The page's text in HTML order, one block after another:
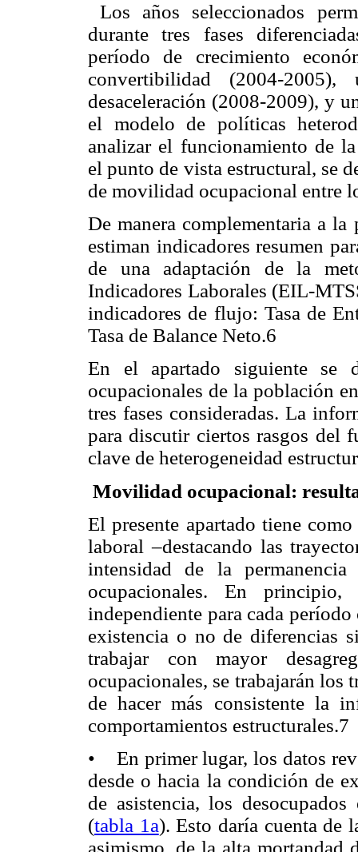
Los años seleccionados
durante tres fases
período de crecimiento
convertibilidad (2004-
desaceleración (2008-2009), y
el modelo de políticas
analizar el funcionamiento de
el punto de vista estructural, se
de movilidad ocupacional entre
De manera complementaria a la
estiman indicadores resumen
de una adaptación de la
Indicadores Laborales (EIL-
indicadores de flujo: Tasa de
Tasa de Balance Neto.6
En el apartado siguiente se
ocupacionales de la población
tres fases consideradas. La
para discutir ciertos rasgos del
clave de heterogeneidad
Movilidad ocupacional:
El presente apartado tiene
laboral –destacando las
intensidad de la
ocupacionales. En
independiente para cada
existencia o no de diferencias
trabajar con mayor
ocupacionales, se trabajarán los
de hacer más consistente la
comportamientos estructurales.7
• En primer lugar, los datos
desde o hacia la condición de
de asistencia, los
(tabla 1a). Esto daría cuenta de
asimismo, de la alta mortandad